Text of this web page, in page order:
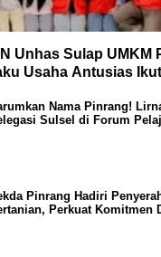
Unhas Sulap UMKM
Usaha Antusias
Nama Pinrang!
Sulsel di Forum
Pinrang Hadiri
Perkuat Komitmen